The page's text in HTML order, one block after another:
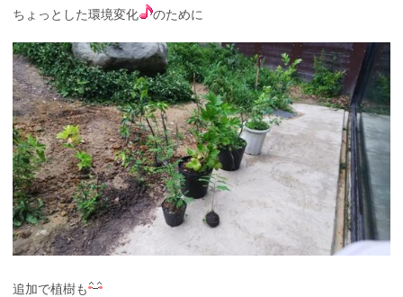
ちょっとした環境変化 のために
追加で植樹も